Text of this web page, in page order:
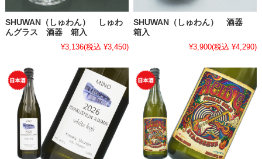
SHUWAN（しゅわん） しゅわ
んグラス 酒器 箱入
¥3,136(税込 ¥3,450)
SHUWAN（しゅわん） 酒器
箱入
¥3,900(税込 ¥4,290)